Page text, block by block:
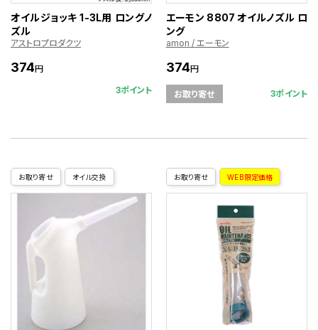
オイルジョッキ 1-3L用 ロングノ
ズル
アストロプロダクツ
374円
3ポイント
エーモン 8807 オイルノズル ロ
ング
amon / エーモン
374円
お取り寄せ 3ポイント
お取り寄せ オイル交換 お取り寄せ WEB限定価格